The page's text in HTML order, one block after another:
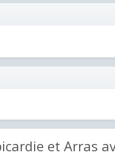
et Arras